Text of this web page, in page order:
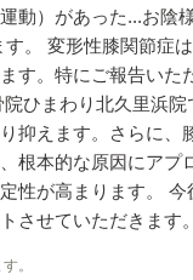
動）があった...お陰
。 変形性膝関節症
す。特にご報告いた
ひまわり北久里浜
抑えます。さらに、
根本的な原因にア
性が高まります。
させていただきます。
。